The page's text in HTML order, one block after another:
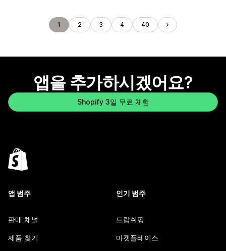
1 2 3 4 40
앱을 추가하시겠어요?
Shopify 3일 무료 체험
앱 범주
판매 채널
제품 찾기
인기 범주
드랍쉬핑
마켓플레이스